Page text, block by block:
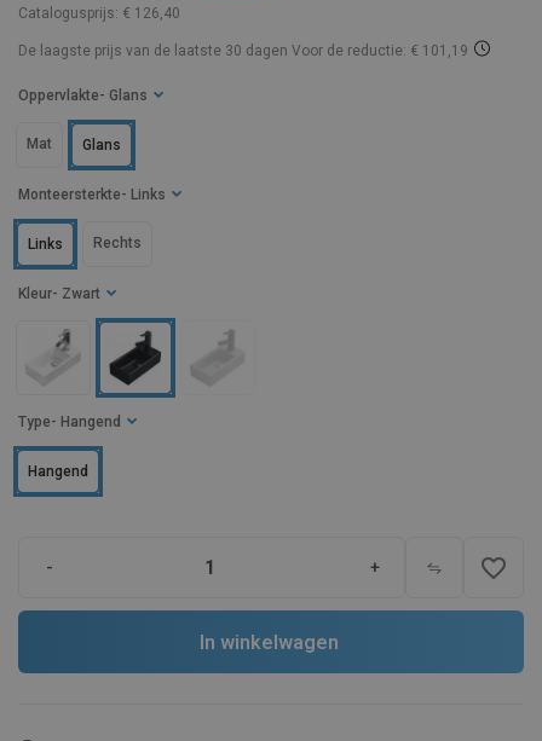
Catalogusprijs: € 126,40
De laagste prijs van de laatste 30 dagen Voor de reductie: € 101,19
Kleur - Zwart
Oppervlakte - Glans
Mat Glans
Type - Hangend
Hangend
Monteersterkte - Links
Links Rechts
- + favorite_border
In winkelwagen